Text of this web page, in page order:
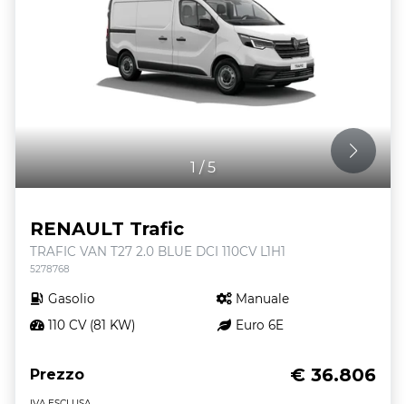
1/5
RENAULT Trafic
TRAFIC VAN T27 2.0 BLUE DCI 110CV L1H1
5278768
Gasolio
Manuale
110 CV (81 KW)
Euro 6E
Prezzo € 36.806